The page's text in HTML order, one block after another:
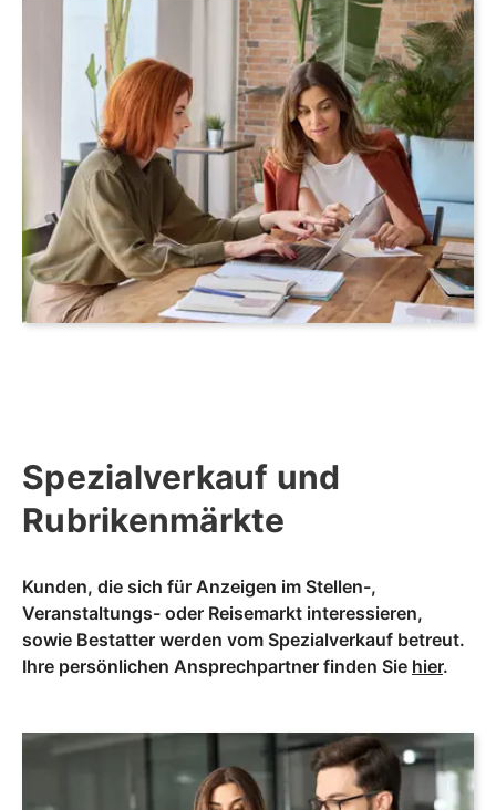
Spezialverkauf und
Rubrikenmärkte
Kunden, die sich für Anzeigen im Stellen-,
Veranstaltungs- oder Reisemarkt interessieren,
sowie Bestatter werden vom Spezialverkauf betreut.
Ihre persönlichen Ansprechpartner finden Sie hier.